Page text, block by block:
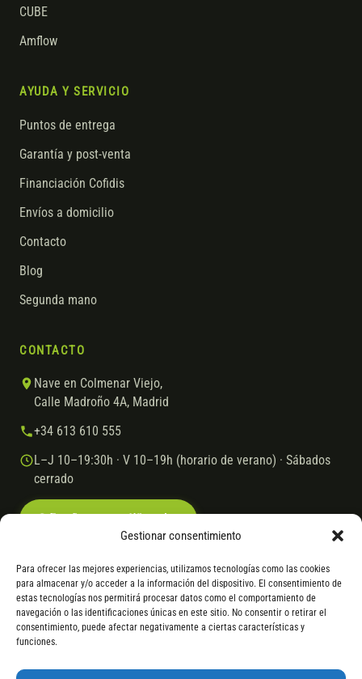
Gestionar consentimiento
Para ofrecer las mejores experiencias, utilizamos tecnologías como las cookies
para almacenar y/o acceder a la información del dispositivo. El consentimiento de
estas tecnologías nos permitirá procesar datos como el comportamiento de
navegación o las identificaciones únicas en este sitio. No consentir o retirar el
consentimiento, puede afectar negativamente a ciertas características y
funciones.
CUBE
Amflow
AYUDA Y SERVICIO
Puntos de entrega
Garantía y post-venta
Financiación Cofidis
Envíos a domicilio
Contacto
Blog
Segunda mano
CONTACTO
Nave en Colmenar Viejo,
Calle Madroño 4A, Madrid
+34 613 610 555
L–J 10–19:30h · V 10–19h (horario de verano) · Sábados
cerrado
© 2026 Ebike.esAviso legal Política de cookies
VISA Mastercard Transferencia Cofidis